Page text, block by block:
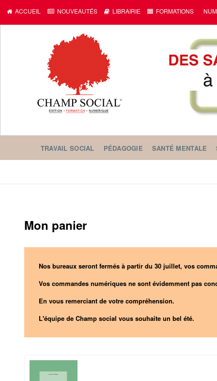
ACCUEIL NOUVEAUTÉS LIBRAIRIE FORMATIONS
TRAVAIL SOCIAL PÉDAGOGIE SANTÉ MENTALE
Mon panier
Nos bureaux seront fermés à partir du 30 juillet, vos
Vos commandes numériques ne sont évidemment pas
En vous remerciant de votre compréhension.
L'équipe de Champ social vous souhaite un bel été.